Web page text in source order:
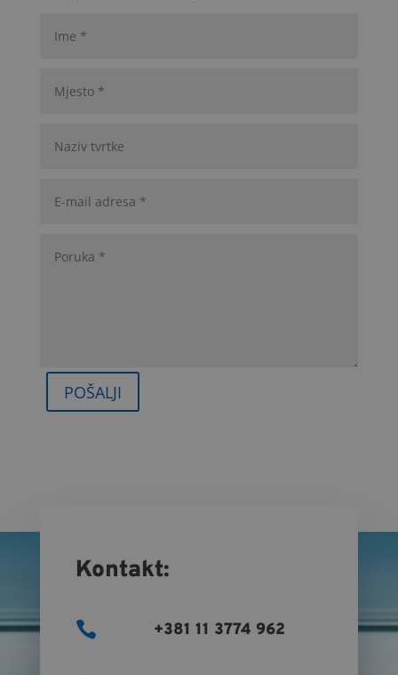
POŠALJI
Kontakt:
 +381 11 3774 962